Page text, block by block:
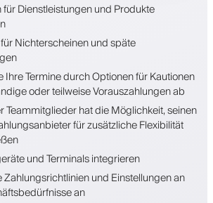
Dienstleistungen und Produkte
Nichterscheinen und späte
Ihre Termine durch Optionen für Kautionen
oder teilweise Vorauszahlungen ab
Teammitglieder hat die Möglichkeit, seinen
für zusätzliche Flexibilität
und Terminals integrieren
Zahlungsrichtlinien und Einstellungen an
an